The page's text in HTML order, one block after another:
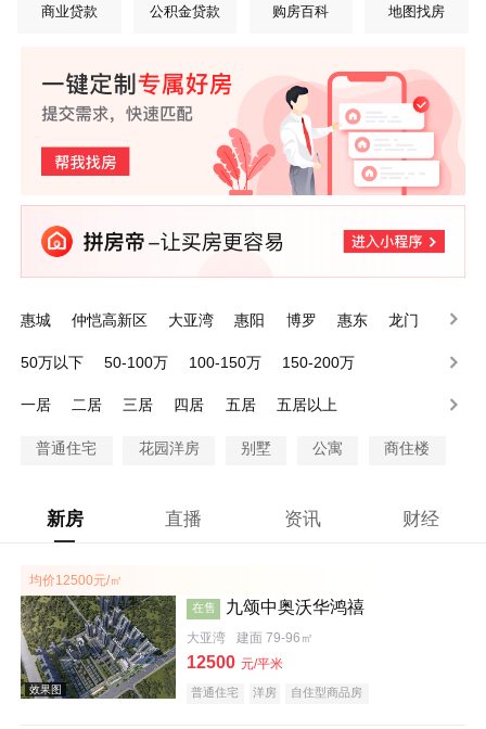
商业贷款 公积金贷款 购房百科 地图找房
惠城 仲恺高新区 大亚湾 惠阳 博罗 惠东 龙门
50万以下 50-100万 100-150万
150-200万
一居
二居 三居 四居 五居 五居以上
普通住宅 花园洋房 别墅 公寓 商住楼
新房 直播 资讯 财经
均价12500元/㎡
在售 九颂中奥沃华鸿禧
大亚湾 建面 79-96㎡
12500 元/平米
普通住宅 洋房 自住型商品房